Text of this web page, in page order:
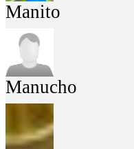
Manito
Manucho